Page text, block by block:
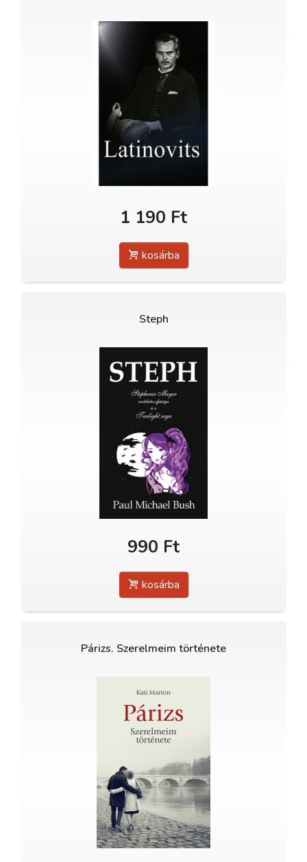
1 190 Ft
kosárba
Steph
990 Ft
kosárba
Párizs. Szerelmeim története